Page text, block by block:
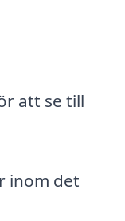
att se till
inom det